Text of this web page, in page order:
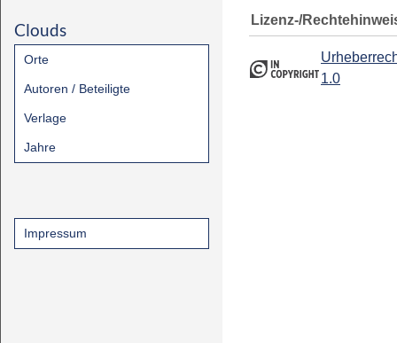
Clouds
Orte
Autoren / Beteiligte
Verlage
Jahre
Impressum
Lizenz-/
1.0